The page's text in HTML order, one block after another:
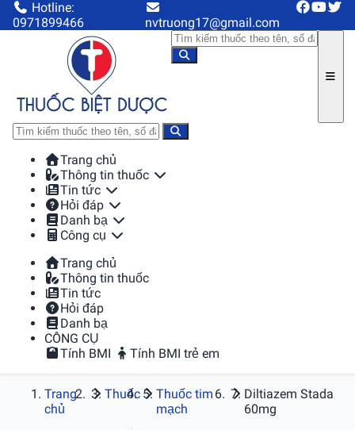
Hotline:
0971899466
nvtruong17@gmail.com
Trang chủ
Thông tin thuốc
Tin tức
Hỏi đáp
Danh bạ
Công cụ
Trang chủ
Thông tin thuốc
Tin tức
Hỏi đáp
Danh bạ
CÔNG CỤ
Tính BMI
Tính BMI trẻ em
Trang
chủ
Thuốc
Thuốc tim
mạch
Diltiazem Stada
60mg